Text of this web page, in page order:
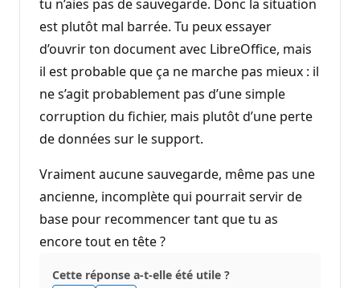
tu n’aies pas de sauvegarde. Donc la situation
est plutôt mal barrée. Tu peux essayer
d’ouvrir ton document avec LibreOffice, mais
il est probable que ça ne marche pas mieux : il
ne s’agit probablement pas d’une simple
corruption du fichier, mais plutôt d’une perte
de données sur le support.
Vraiment aucune sauvegarde, même pas une
ancienne, incomplète qui pourrait servir de
base pour recommencer tant que tu as
encore tout en tête ?
Cette réponse a-t-elle été utile ?